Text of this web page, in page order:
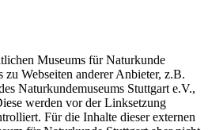
Museums für Naturkunde
Webseiten anderer Anbieter, z.B.
Naturkundemuseums Stuttgart e.V.,
werden vor der Linksetzung
Für die Inhalte dieser externen